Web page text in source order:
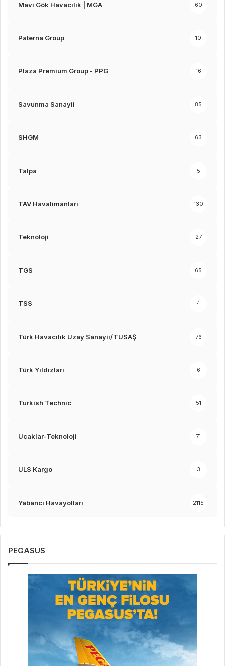
Mavi Gök Havacılık | MGA 60
Paterna Group 10
Plaza Premium Group - PPG 16
Savunma Sanayii 85
SHGM 63
Talpa 5
TAV Havalimanları 130
Teknoloji 27
TGS 65
TSS 4
Türk Havacılık Uzay Sanayii/TUSAŞ 76
Türk Yıldızları 6
Turkish Technic 51
Uçaklar-Teknoloji 71
ULS Kargo 3
Yabancı Havayolları 2115
PEGASUS